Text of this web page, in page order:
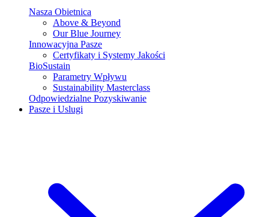
Nasza Obietnica
Above & Beyond
Our Blue Journey
Innowacyjna Pasze
Certyfikaty i Systemy Jakości
BioSustain
Parametry Wpływu
Sustainability Masterclass
Odpowiedzialne Pozyskiwanie
Pasze i Uslugi